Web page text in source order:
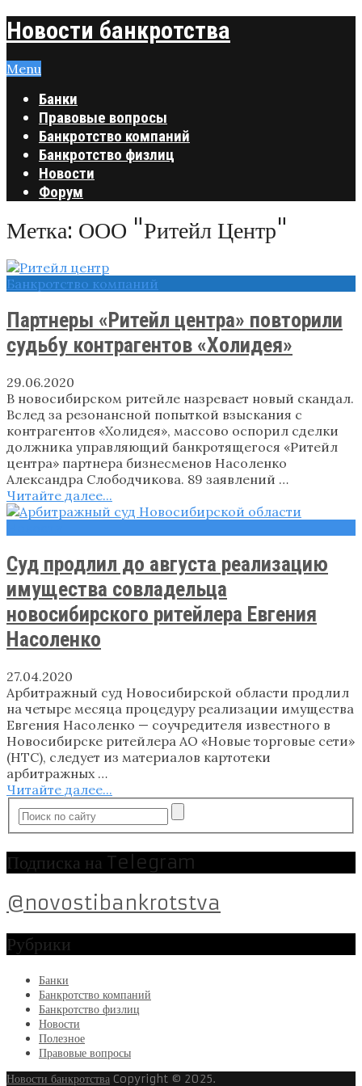
Новости банкротства
Menu
Банки
Правовые вопросы
Банкротство компаний
Банкротство физлиц
Новости
Форум
Метка: ООО "Ритейл Центр"
Банкротство компаний
Партнеры «Ритейл центра» повторили
судьбу контрагентов «Холидея»
29.06.2020
В новосибирском ритейле назревает новый скандал.
Вслед за резонансной попыткой взыскания с
контрагентов «Холидея», массово оспорил сделки
должника управляющий банкротящегося «Ритейл
центра» партнера бизнесменов Насоленко
Александра Слободчикова. 89 заявлений …
Читайте далее...
Суд продлил до августа реализацию
имущества совладельца
новосибирского ритейлера Евгения
Насоленко
27.04.2020
Арбитражный суд Новосибирской области продлил
на четыре месяца процедуру реализации имущества
Евгения Насоленко — соучредителя известного в
Новосибирске ритейлера АО «Новые торговые сети»
(НТС), следует из материалов картотеки
арбитражных …
Читайте далее...
Подписка на Telegram
@novostibankrotstva
Рубрики
Банки
Банкротство компаний
Банкротство физлиц
Новости
Полезное
Правовые вопросы
Новости банкротства Copyright © 2025.